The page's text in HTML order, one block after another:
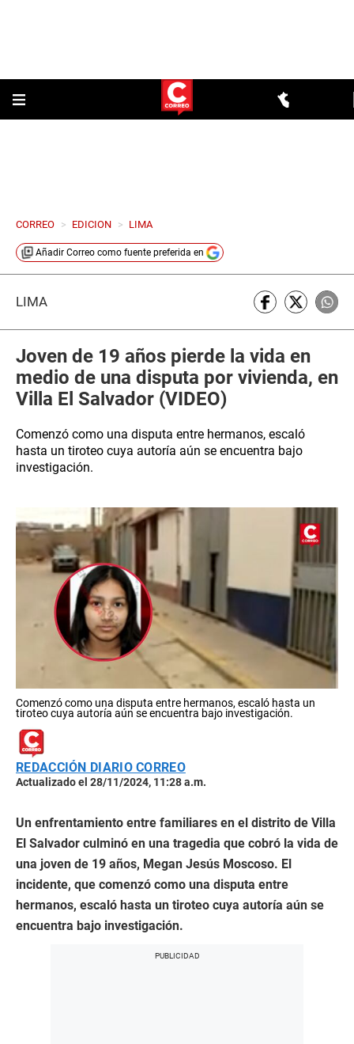
CORREO > EDICION > LIMA
Añadir Correo como fuente preferida en
LIMA
Joven de 19 años pierde la vida en
medio de una disputa por vivienda, en
Villa El Salvador (VIDEO)
Comenzó como una disputa entre hermanos, escaló
hasta un tiroteo cuya autoría aún se encuentra bajo
investigación.
Comenzó como una disputa entre hermanos, escaló hasta un
tiroteo cuya autoría aún se encuentra bajo investigación.
REDACCIÓN DIARIO CORREO
Actualizado el 28/11/2024, 11:28 a.m.
Un enfrentamiento entre familiares en el distrito de Villa
El Salvador culminó en una tragedia que cobró la vida de
una joven de 19 años, Megan Jesús Moscoso. El
incidente, que comenzó como una disputa entre
hermanos, escaló hasta un tiroteo cuya autoría aún se
encuentra bajo investigación.